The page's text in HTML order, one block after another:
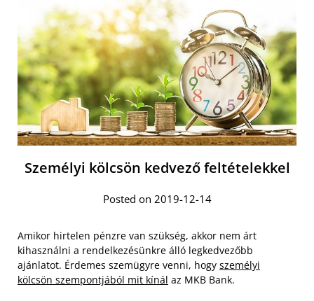
Személyi kölcsön kedvező feltételekkel
Posted on 2019-12-14
Amikor hirtelen pénzre van szükség, akkor nem árt
kihasználni a rendelkezésünkre álló legkedvezőbb
ajánlatot. Érdemes szemügyre venni, hogy személyi
kölcsön szempontjából mit kínál az MKB Bank.